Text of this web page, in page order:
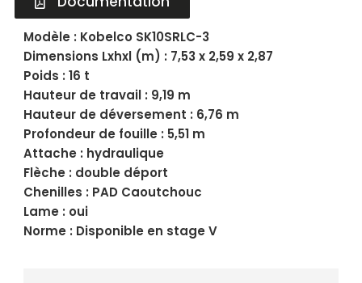
Modèle : Kobelco SK10SRLC-3
Dimensions Lxhxl (m) : 7,53 x 2,59 x 2,87
Poids : 16 t
Hauteur de travail : 9,19 m
Hauteur de déversement : 6,76 m
Profondeur de fouille : 5,51 m
Attache : hydraulique
Flèche : double déport
Chenilles : PAD Caoutchouc
Lame : oui
Norme : Disponible en stage V